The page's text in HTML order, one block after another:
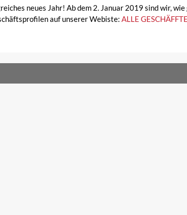
neues Jahr! Ab dem 2. Januar 2019 sind wir,
auf unserer Webiste: ALLE GESCHÄFFTE